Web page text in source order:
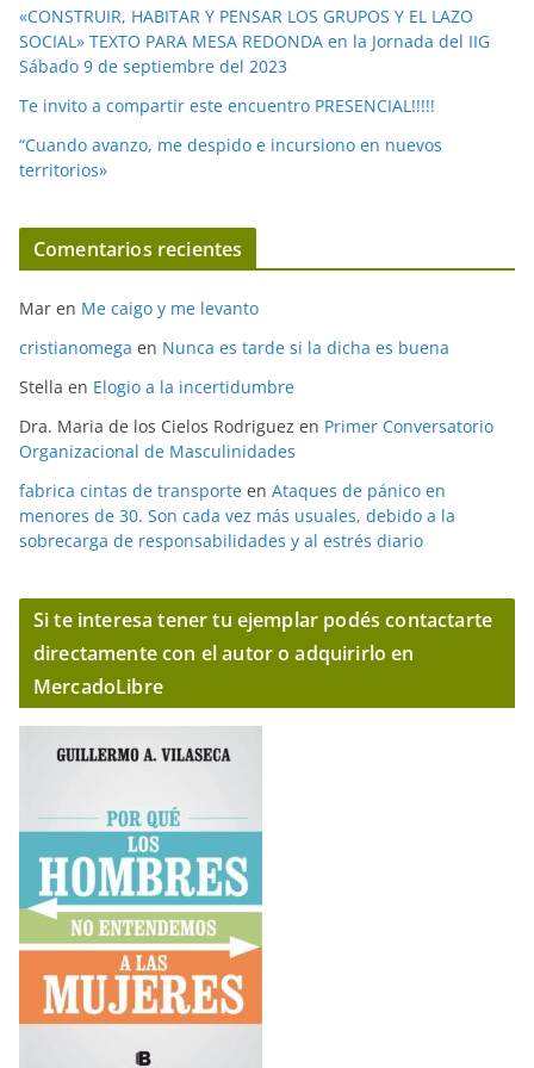
«CONSTRUIR, HABITAR Y PENSAR LOS GRUPOS Y EL LAZO
SOCIAL» TEXTO PARA MESA REDONDA en la Jornada del IIG
Sábado 9 de septiembre del 2023
Te invito a compartir este encuentro PRESENCIAL!!!!!
“Cuando avanzo, me despido e incursiono en nuevos
territorios»
Comentarios recientes
Mar en Me caigo y me levanto
cristianomega en Nunca es tarde si la dicha es buena
Stella en Elogio a la incertidumbre
Dra. Maria de los Cielos Rodriguez en Primer Conversatorio
Organizacional de Masculinidades
fabrica cintas de transporte en Ataques de pánico en
menores de 30. Son cada vez más usuales, debido a la
sobrecarga de responsabilidades y al estrés diario
Si te interesa tener tu ejemplar podés contactarte
directamente con el autor o adquirirlo en
MercadoLibre